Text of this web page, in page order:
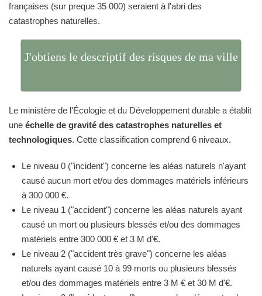
françaises (sur preque 35 000) seraient à l'abri des
catastrophes naturelles.
J'obtiens le descriptif des risques de ma ville
Le ministère de l'Écologie et du Développement durable a établit
une échelle de gravité des catastrophes naturelles et
technologiques. Cette classification comprend 6 niveaux.
Le niveau 0 ("incident") concerne les aléas naturels n'ayant
causé aucun mort et/ou des dommages matériels inférieurs
à 300 000 €.
Le niveau 1 ("accident") concerne les aléas naturels ayant
causé un mort ou plusieurs blessés et/ou des dommages
matériels entre 300 000 € et 3 M d'€.
Le niveau 2 ("accident très grave") concerne les aléas
naturels ayant causé 10 à 99 morts ou plusieurs blessés
et/ou des dommages matériels entre 3 M € et 30 M d'€.